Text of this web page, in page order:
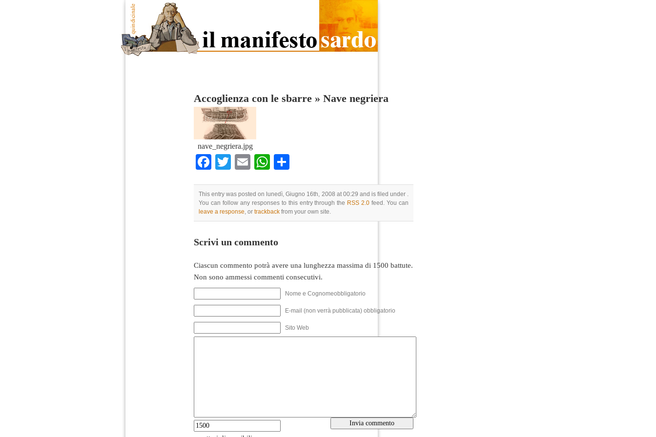
Accoglienza con le sbarre » Nave negriera
nave_negriera.jpg
Facebook
TwitterEmailWhatsApp
This entry was posted on lunedì, Giugno 16th, 2008 at 00:29 and is filed under .
You can follow any responses to this entry through the RSS 2.0 feed. You can
leave a response, or trackback from your own site.
Scrivi un commento
Ciascun commento potrà avere una lunghezza massima di 1500 battute.
Non sono ammessi commenti consecutivi.
Nome e Cognomeobbligatorio
E-mail (non verrà pubblicata) obbligatorio
Sito Web